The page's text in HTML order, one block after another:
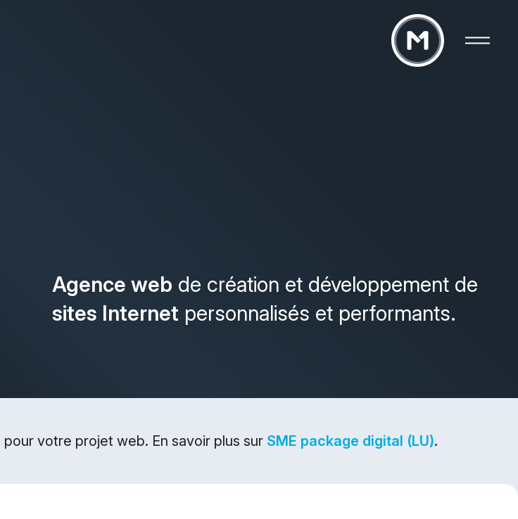
Agence web de création et développement de
sites Internet personnalisés et performants.
pour votre projet web. En savoir plus sur SME package digital (LU).